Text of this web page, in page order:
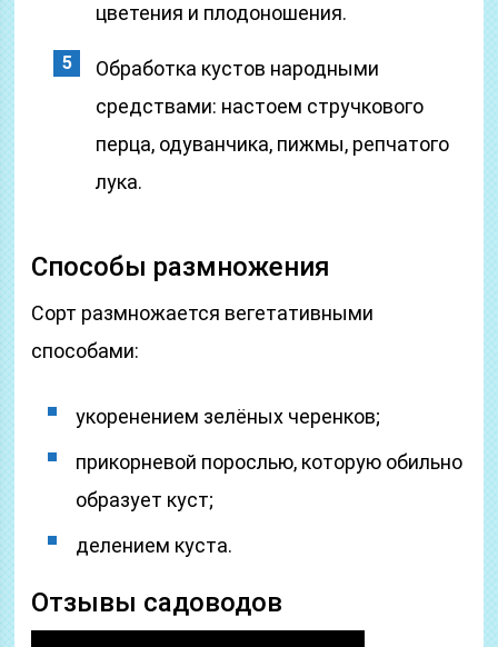
цветения и плодоношения.
Обработка кустов народными
средствами: настоем стручкового
перца, одуванчика, пижмы, репчатого
лука.
Способы размножения
Сорт размножается вегетативными
способами:
укоренением зелёных черенков;
прикорневой порослью, которую обильно
образует куст;
делением куста.
Отзывы садоводов